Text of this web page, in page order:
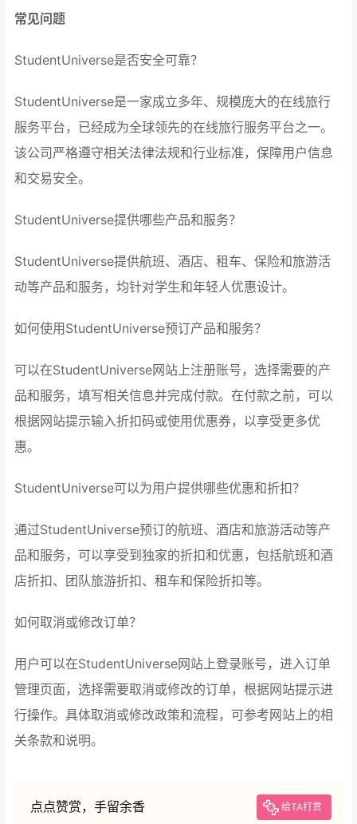
常见问题
StudentUniverse是否安全可靠？
StudentUniverse是一家成立多年、规模庞大的在线旅行
服务平台，已经成为全球领先的在线旅行服务平台之一。
该公司严格遵守相关法律法规和行业标准，保障用户信息
和交易安全。
StudentUniverse提供哪些产品和服务？
StudentUniverse提供航班、酒店、租车、保险和旅游活
动等产品和服务，均针对学生和年轻人优惠设计。
如何使用StudentUniverse预订产品和服务？
可以在StudentUniverse网站上注册账号，选择需要的产
品和服务，填写相关信息并完成付款。在付款之前，可以
根据网站提示输入折扣码或使用优惠券，以享受更多优
惠。
StudentUniverse可以为用户提供哪些优惠和折扣？
通过StudentUniverse预订的航班、酒店和旅游活动等产
品和服务，可以享受到独家的折扣和优惠，包括航班和酒
店折扣、团队旅游折扣、租车和保险折扣等。
如何取消或修改订单？
用户可以在StudentUniverse网站上登录账号，进入订单
管理页面，选择需要取消或修改的订单，根据网站提示进
行操作。具体取消或修改政策和流程，可参考网站上的相
关条款和说明。
点点赞赏，手留余香 给TA打赏